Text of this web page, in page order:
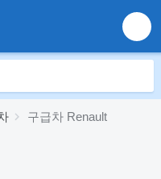
구급차 Renault